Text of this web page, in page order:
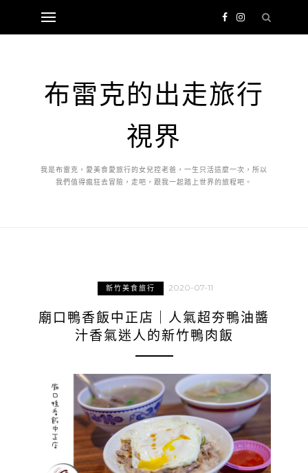
布雷克的出走旅行
視界
我是布雷克，愛美食愛旅行的女兒控老爸，一生只活這麼一次，所以
我們值得瘋狂去冒險，走吧，跟我一起踏上世界的旅程吧。
新竹美食旅行 2020-07-11
廟口鴨香飯中正店｜人氣超夯鴨油醬
汁香氣迷人的新竹鴨肉飯